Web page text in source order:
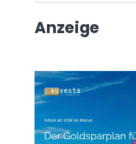
Anzeige